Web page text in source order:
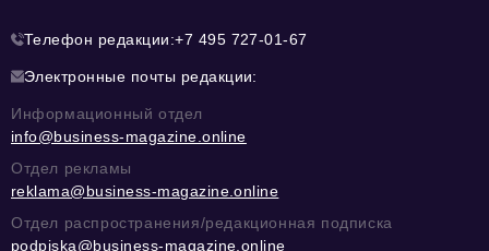
Телефон редакции:+7 495 727-01-67
Электронные почты редакции:
Информационный отдел
info@business-magazine.online
Отдел рекламы
reklama@business-magazine.online
Отдел распространения/редакционная подписка
podpiska@business-magazine.online